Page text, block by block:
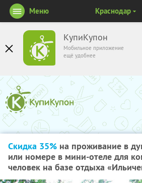
КупиКупон
Мобильное приложение
ещё удобнее
Меню Краснодар
Скидка 35% на проживание в
или номере в мини-отеле для
человек на базе отдыха